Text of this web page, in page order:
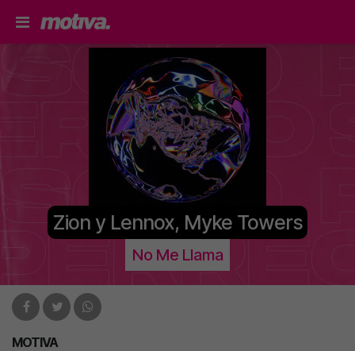
Zion y Lennox, Myke Towers
No Me Llama
MOTIVA